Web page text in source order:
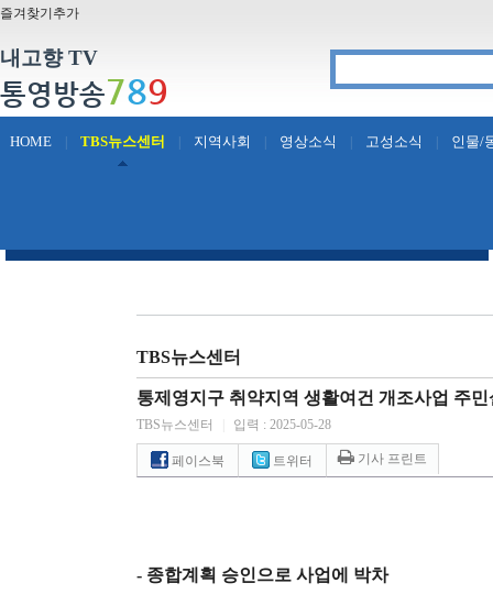
즐겨찾기추가
내고향 TV
통영방송789
HOME TBS뉴스센터 지역사회 영상소식 고성소식 인물/
TBS뉴스센터
통제영지구 취약지역 생활여건 개조사업 주
TBS뉴스센터 입력 : 2025-05-28
페이스북 트위터 기사 프린트
- 종합계획 승인으로 사업에 박차